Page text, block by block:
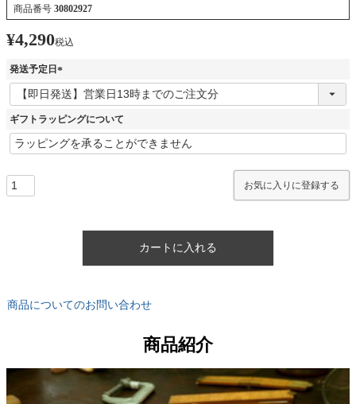
商品番号 30802927
¥4,290税込
発送予定日
(
必
須
ギフトラッピングについて
お気に入りに登録する
カートに入れる
商品についてのお問い合わせ
商品紹介